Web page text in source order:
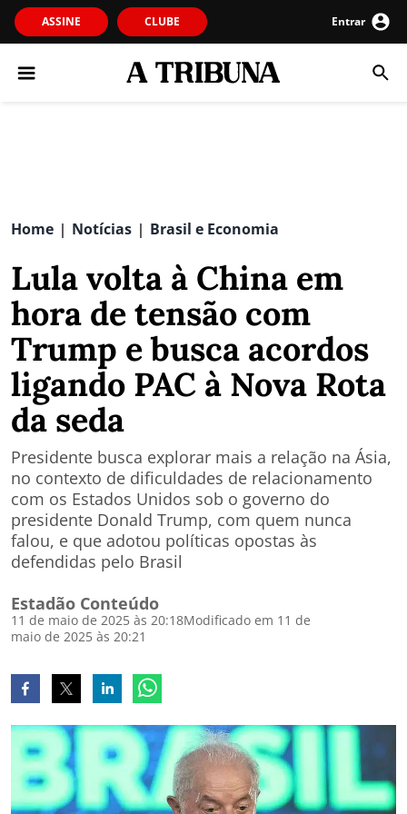
ASSINE CLUBE Entrar
Home | Notícias | Brasil e Economia
Lula volta à China em
hora de tensão com
Trump e busca acordos
ligando PAC à Nova Rota
da seda
Presidente busca explorar mais a relação na Ásia,
no contexto de dificuldades de relacionamento
com os Estados Unidos sob o governo do
presidente Donald Trump, com quem nunca
falou, e que adotou políticas opostas às
defendidas pelo Brasil
Estadão Conteúdo
11 de maio de 2025 às 20:18Modificado em 11 de
maio de 2025 às 20:21